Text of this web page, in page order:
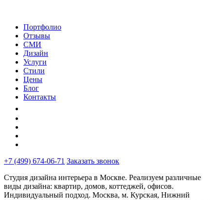
Портфолио
Отзывы
СМИ
Дизайн
Услуги
Стили
Цены
Блог
Контакты
+7 (499) 674-06-71 Заказать звонок
Студия дизайна интерьера в Москве. Реализуем различные
виды дизайна: квартир, домов, коттеджей, офисов.
Индивидуальный подход. Москва, м. Курская, Нижний